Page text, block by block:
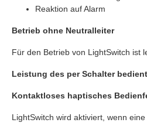
Reaktion auf Alarm
Betrieb ohne Neutralleiter
Für den Betrieb von LightSwitch ist
Leistung des per Schalter
Kontaktloses haptisches
LightSwitch wird aktiviert, wenn